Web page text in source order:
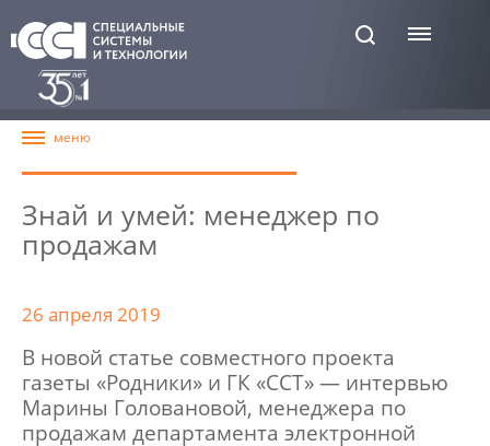
Знай и умей: менеджер по
продажам
26 апреля 2019
В новой статье совместного проекта
газеты «Родники» и ГК «ССТ» — интервью
Марины Головановой, менеджера по
продажам департамента электронной